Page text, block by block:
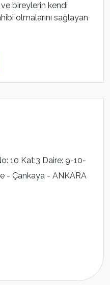
bireylerin kendi
olmalarını sağlayan
10 Kat:3 Daire: 9-10-
- Çankaya - ANKARA